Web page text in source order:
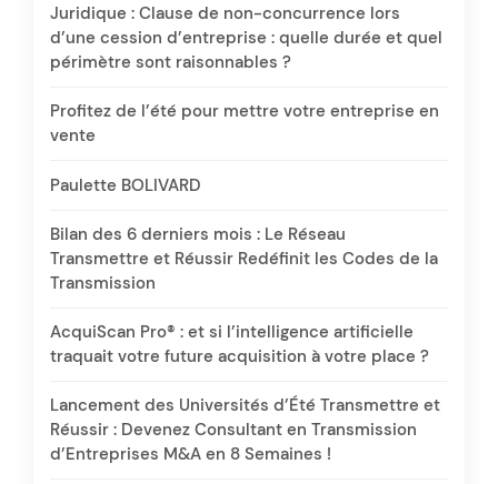
Juridique : Clause de non-concurrence lors
d’une cession d’entreprise : quelle durée et quel
périmètre sont raisonnables ?
Profitez de l’été pour mettre votre entreprise en
vente
Paulette BOLIVARD
Bilan des 6 derniers mois : Le Réseau
Transmettre et Réussir Redéfinit les Codes de la
Transmission
AcquiScan Pro® : et si l’intelligence artificielle
traquait votre future acquisition à votre place ?
Lancement des Universités d’Été Transmettre et
Réussir : Devenez Consultant en Transmission
d’Entreprises M&A en 8 Semaines !